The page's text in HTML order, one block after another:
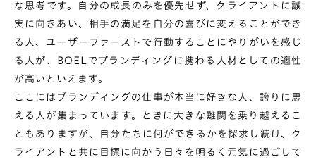
な思考です。自分の成長のみを優先せず、クライアントに誠
実に向きあい、相手の満足を自分の喜びに変えることができ
る人、ユーザーファーストで行動することにやりがいを感じ
る人が、BOELでブランディングに携わる人材としての適性
が高いといえます。
ここにはブランディングの仕事が本当に好きな人、誇りに思
える人が集まっています。ときに大きな難関を乗り越えるこ
ともありますが、自分たちに何ができるかを探求し続け、ク
ライアントと共に目標に向かう日々を明るく元気に過ごして